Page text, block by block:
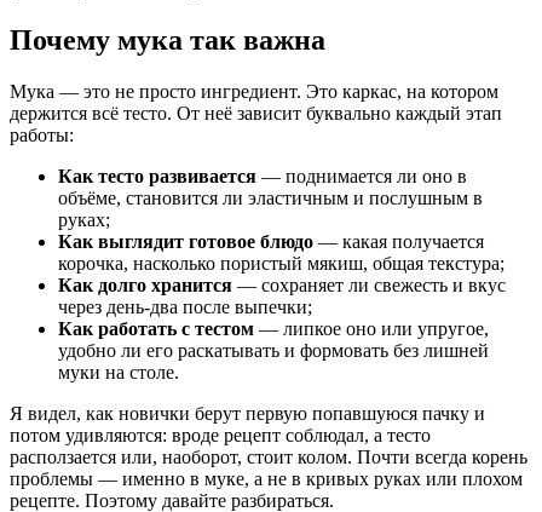
Почему мука так важна
Мука — это не просто ингредиент. Это каркас, на котором
держится всё тесто. От неё зависит буквально каждый этап
работы:
Как тесто развивается — поднимается ли оно в
объёме, становится ли эластичным и послушным в
руках;
Как выглядит готовое блюдо — какая получается
корочка, насколько пористый мякиш, общая текстура;
Как долго хранится — сохраняет ли свежесть и вкус
через день-два после выпечки;
Как работать с тестом — липкое оно или упругое,
удобно ли его раскатывать и формовать без лишней
муки на столе.
Я видел, как новички берут первую попавшуюся пачку и
потом удивляются: вроде рецепт соблюдал, а тесто
расползается или, наоборот, стоит колом. Почти всегда корень
проблемы — именно в муке, а не в кривых руках или плохом
рецепте. Поэтому давайте разбираться.